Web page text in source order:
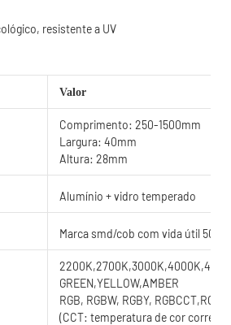
Valor
Comprimento: 250-1500mm
Largura: 40mm
Altura: 28mm
Alumínio + vidro temperado
Marca smd/cob com vida útil
GREEN,YELLOW,AMBER
RGB, RGBW, RGBY,
(CCT: temperatura de cor